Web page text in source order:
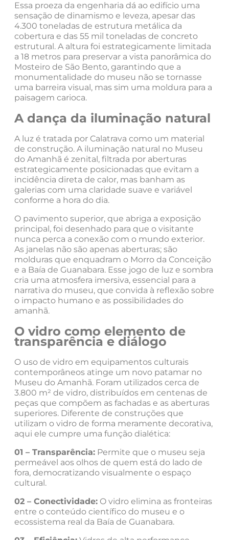
Essa proeza da engenharia dá ao edifício uma
sensação de dinamismo e leveza, apesar das
4.300 toneladas de estrutura metálica da
cobertura e das 55 mil toneladas de concreto
estrutural. A altura foi estrategicamente limitada
a 18 metros para preservar a vista panorâmica do
Mosteiro de São Bento, garantindo que a
monumentalidade do museu não se tornasse
uma barreira visual, mas sim uma moldura para a
paisagem carioca.
A dança da iluminação natural
A luz é tratada por Calatrava como um material
de construção. A iluminação natural no Museu
do Amanhã é zenital, filtrada por aberturas
estrategicamente posicionadas que evitam a
incidência direta de calor, mas banham as
galerias com uma claridade suave e variável
conforme a hora do dia.
O pavimento superior, que abriga a exposição
principal, foi desenhado para que o visitante
nunca perca a conexão com o mundo exterior.
As janelas não são apenas aberturas; são
molduras que enquadram o Morro da Conceição
e a Baía de Guanabara. Esse jogo de luz e sombra
cria uma atmosfera imersiva, essencial para a
narrativa do museu, que convida à reflexão sobre
o impacto humano e as possibilidades do
amanhã.
O vidro como elemento de
transparência e diálogo
O uso de vidro em equipamentos culturais
contemporâneos atinge um novo patamar no
Museu do Amanhã. Foram utilizados cerca de
3.800 m² de vidro, distribuídos em centenas de
peças que compõem as fachadas e as aberturas
superiores. Diferente de construções que
utilizam o vidro de forma meramente decorativa,
aqui ele cumpre uma função dialética:
01 – Transparência: Permite que o museu seja
permeável aos olhos de quem está do lado de
fora, democratizando visualmente o espaço
cultural.
02 – Conectividade: O vidro elimina as fronteiras
entre o conteúdo científico do museu e o
ecossistema real da Baía de Guanabara.